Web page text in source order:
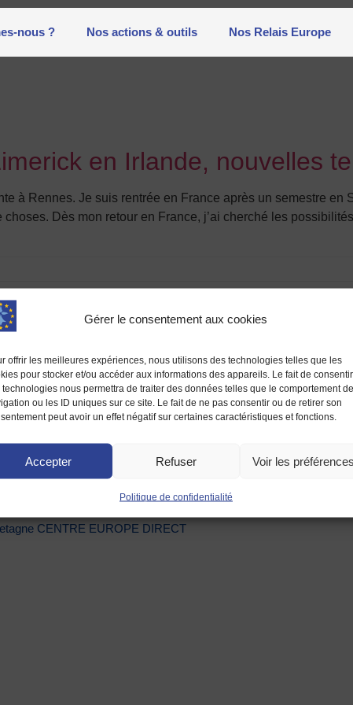
Gérer le consentement aux cookies
offrir les meilleures expériences, nous utilisons des technologies telles que les
pour stocker et/ou accéder aux informations des appareils. Le fait de
technologies nous permettra de traiter des données telles que le comportement de
ou les ID uniques sur ce site. Le fait de ne pas consentir ou de retirer son
peut avoir un effet négatif sur certaines caractéristiques et fonctions.
Accepter Refuser Voir les préférences
Politique de confidentialité
nous ? Nos actions & outils Nos Relais Europe
en Irlande, nouvelles
à Rennes. Je suis rentrée en France après un semestre
Dès mon retour en France, j’ai cherché les
Contact
– CENTRE EUROPE DIRECT
à 13h00 et de 14h00 à 17h00
CENTRE EUROPE DIRECT